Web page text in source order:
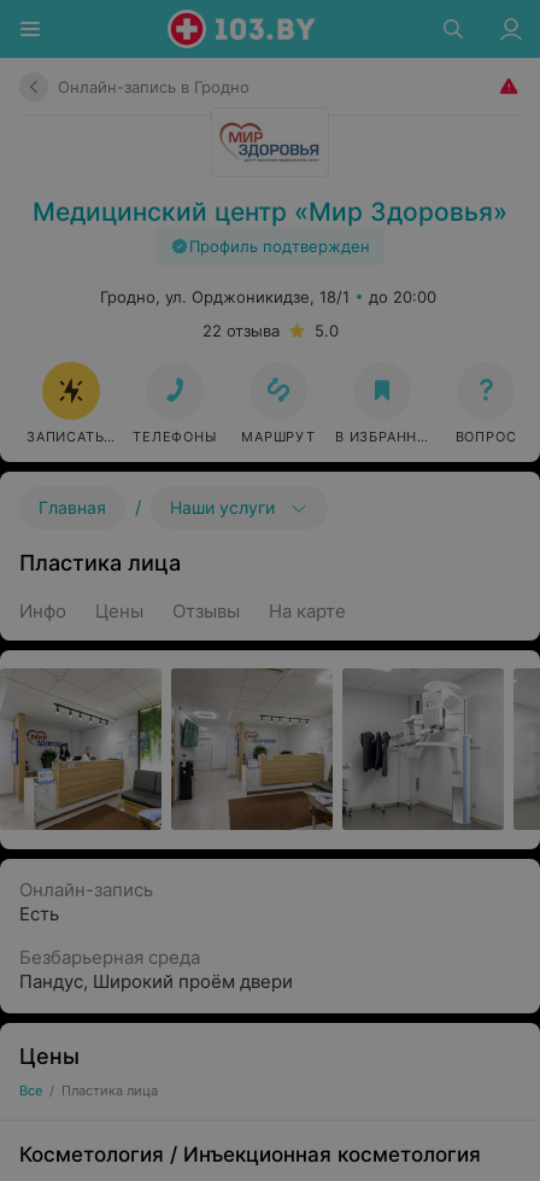
Онлайн-запись в Гродно
Медицинский центр «Мир Здоровья»
Профиль подтвержден
Гродно, ул. Орджоникидзе, 18/1
до 20:00
22 отзыва
5.0
ЗАПИСАТЬСЯ ОНЛАЙН
ТЕЛЕФОНЫ МАРШРУТ В ИЗБРАННОЕ ВОПРОС
Главная / Наши услуги
Пластика лица
Инфо Цены Отзывы На карте
Онлайн-запись
Есть
Безбарьерная среда
Пандус, Широкий проём двери
Цены
Все / Пластика лица
Косметология / Инъекционная косметология